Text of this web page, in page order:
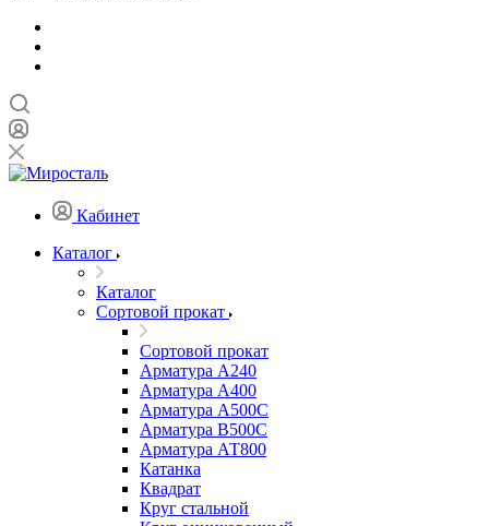
Кабинет
Каталог
Каталог
Сортовой прокат
Сортовой прокат
Арматура А240
Арматура А400
Арматура А500C
Арматура В500С
Арматура АТ800
Катанка
Квадрат
Круг стальной